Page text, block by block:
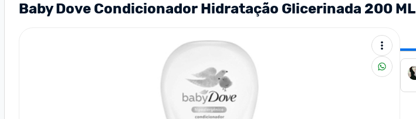
Baby Dove Condicionador Hidratação Glicerinada 200 ML